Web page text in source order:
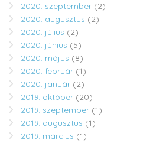
2020. szeptember (2)
2020. augusztus (2)
2020. július (2)
2020. június (5)
2020. május (8)
2020. február (1)
2020. január (2)
2019. október (20)
2019. szeptember (1)
2019. augusztus (1)
2019. március (1)